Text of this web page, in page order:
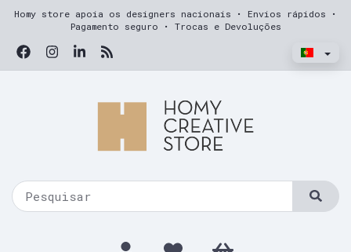
Homy store apoia os designers nacionais • Envios rápidos •
Pagamento seguro • Trocas e Devoluções